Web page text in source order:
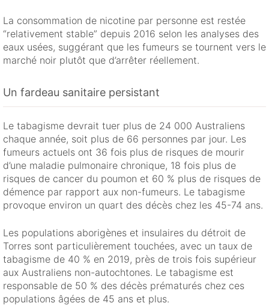
La consommation de nicotine par personne est restée
“relativement stable” depuis 2016 selon les analyses des
eaux usées, suggérant que les fumeurs se tournent vers le
marché noir plutôt que d’arrêter réellement.
Un fardeau sanitaire persistant
Le tabagisme devrait tuer plus de 24 000 Australiens
chaque année, soit plus de 66 personnes par jour. Les
fumeurs actuels ont 36 fois plus de risques de mourir
d’une maladie pulmonaire chronique, 18 fois plus de
risques de cancer du poumon et 60 % plus de risques de
démence par rapport aux non-fumeurs. Le tabagisme
provoque environ un quart des décès chez les 45-74 ans.
Les populations aborigènes et insulaires du détroit de
Torres sont particulièrement touchées, avec un taux de
tabagisme de 40 % en 2019, près de trois fois supérieur
aux Australiens non-autochtones. Le tabagisme est
responsable de 50 % des décès prématurés chez ces
populations âgées de 45 ans et plus.